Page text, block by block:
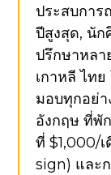
ประสบการ
ปีสูงสุด, นัก
ปรึกษาหล
เกาหลี ไทย
มอบทุกอย่
อังกฤษ ที่พั
ที่ $1,000/
sign) และ